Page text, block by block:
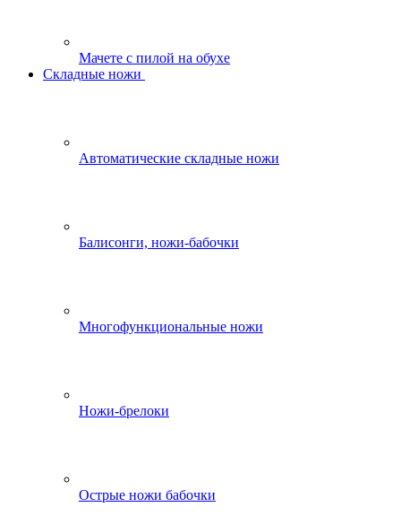
Мачете с пилой на обухе
Складные ножи
Автоматические складные ножи
Балисонги, ножи-бабочки
Многофункциональные ножи
Ножи-брелоки
Острые ножи бабочки